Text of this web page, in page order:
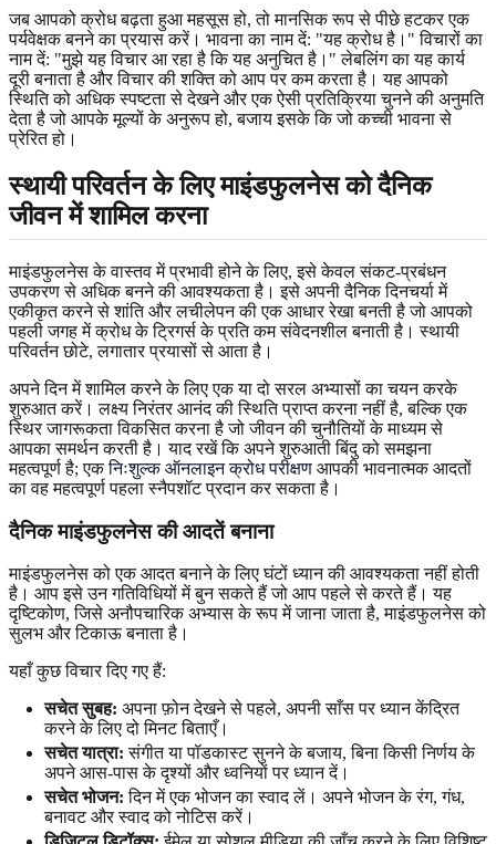
जब आपको क्रोध बढ़ता हुआ महसूस हो, तो मानसिक रूप से पीछे हटकर एक
पर्यवेक्षक बनने का प्रयास करें। भावना का नाम दें: "यह क्रोध है।" विचारों का
नाम दें: "मुझे यह विचार आ रहा है कि यह अनुचित है।" लेबलिंग का यह कार्य
दूरी बनाता है और विचार की शक्ति को आप पर कम करता है। यह आपको
स्थिति को अधिक स्पष्टता से देखने और एक ऐसी प्रतिक्रिया चुनने की अनुमति
देता है जो आपके मूल्यों के अनुरूप हो, बजाय इसके कि जो कच्ची भावना से
प्रेरित हो।
स्थायी परिवर्तन के लिए माइंडफुलनेस को दैनिक
जीवन में शामिल करना
माइंडफुलनेस के वास्तव में प्रभावी होने के लिए, इसे केवल संकट-प्रबंधन
उपकरण से अधिक बनने की आवश्यकता है। इसे अपनी दैनिक दिनचर्या में
एकीकृत करने से शांति और लचीलेपन की एक आधार रेखा बनती है जो आपको
पहली जगह में क्रोध के ट्रिगर्स के प्रति कम संवेदनशील बनाती है। स्थायी
परिवर्तन छोटे, लगातार प्रयासों से आता है।
अपने दिन में शामिल करने के लिए एक या दो सरल अभ्यासों का चयन करके
शुरुआत करें। लक्ष्य निरंतर आनंद की स्थिति प्राप्त करना नहीं है, बल्कि एक
स्थिर जागरूकता विकसित करना है जो जीवन की चुनौतियों के माध्यम से
आपका समर्थन करती है। याद रखें कि अपने शुरुआती बिंदु को समझना
महत्वपूर्ण है; एकनिःशुल्क ऑनलाइन क्रोध परीक्षण आपकी भावनात्मक आदतों
का वह महत्वपूर्ण पहला स्नैपशॉट प्रदान कर सकता है।
दैनिक माइंडफुलनेस की आदतें बनाना
माइंडफुलनेस को एक आदत बनाने के लिए घंटों ध्यान की आवश्यकता नहीं होती
है। आप इसे उन गतिविधियों में बुन सकते हैं जो आप पहले से करते हैं। यह
दृष्टिकोण, जिसे अनौपचारिक अभ्यास के रूप में जाना जाता है, माइंडफुलनेस को
सुलभ और टिकाऊ बनाता है।
यहाँ कुछ विचार दिए गए हैं:
सचेत सुबह: अपना फ़ोन देखने से पहले, अपनी साँस पर ध्यान केंद्रित
करने के लिए दो मिनट बिताएँ।
सचेत यात्रा: संगीत या पॉडकास्ट सुनने के बजाय, बिना किसी निर्णय के
अपने आस-पास के दृश्यों और ध्वनियों पर ध्यान दें।
सचेत भोजन: दिन में एक भोजन का स्वाद लें। अपने भोजन के रंग, गंध,
बनावट और स्वाद को नोटिस करें।